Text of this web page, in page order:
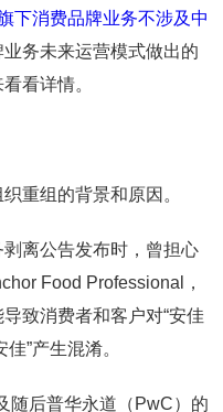
下消费品牌业务不涉及中
务未来运营模式做出的
看详情。
重组的背景和原因。
离公告发布时，曾担心
Food Professional，
致消费者和客户对“安佳
”产生混淆。
随后普华永道（PwC）的